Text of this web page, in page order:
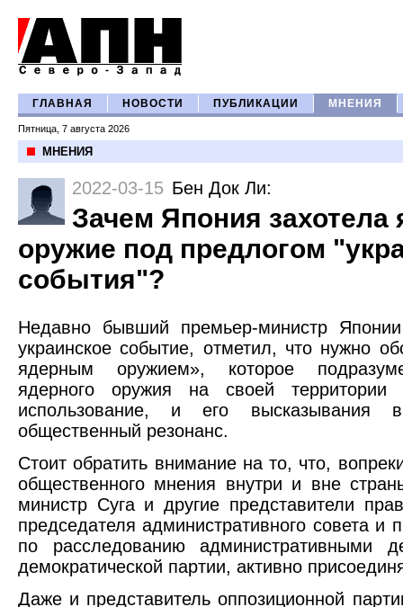
ГЛАВНАЯ НОВОСТИ ПУБЛИКАЦИИ МНЕНИЯ
Пятница, 7 августа 2026
МНЕНИЯ
2022-03-15 Бен Док Ли:
Зачем Япония захотела
оружие под предлогом
события"?
Недавно бывший премьер-министр
украинское событие, отметил, что нужно
ядерным оружием», которое
ядерного оружия на своей территории
использование, и его высказывания
общественный резонанс.
Стоит обратить внимание на то, что,
общественного мнения внутри и вне
министр Суга и другие представители
председателя административного совета и
по расследованию административными
демократической партии, активно
Даже и представитель оппозиционной